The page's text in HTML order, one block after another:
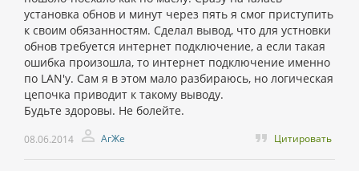
установка обнов и минут через пять я смог приступить
к своим обязанностям. Сделал вывод, что для устновки
обнов требуется интернет подключение, а если такая
ошибка произошла, то интернет подключение именно
по LAN'у. Сам я в этом мало разбираюсь, но логическая
цепочка приводит к такому выводу.
Будьте здоровы. Не болейте.
08.06.2014 АгЖе Цитировать